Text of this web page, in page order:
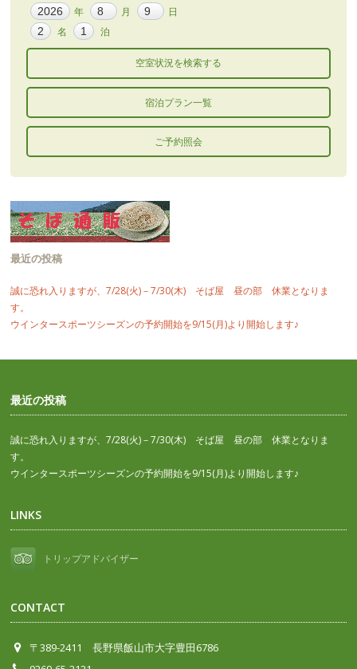
年 月
日
名
泊
宿泊プラン一覧
ご予約照会
最近の投稿
誠に恐れ入りますが、7/28(火)－7/30(木) そば屋 昼の部 休業となりま
す。
ウインタースポーツシーズンの予約開始を9/15(月)より開始します♪
最近の投稿
誠に恐れ入りますが、7/28(火)－7/30(木) そば屋 昼の部 休業となりま
す。
ウインタースポーツシーズンの予約開始を9/15(月)より開始します♪
LINKS
トリップアドバイザー
CONTACT
〒389-2411 長野県飯山市大字豊田6786